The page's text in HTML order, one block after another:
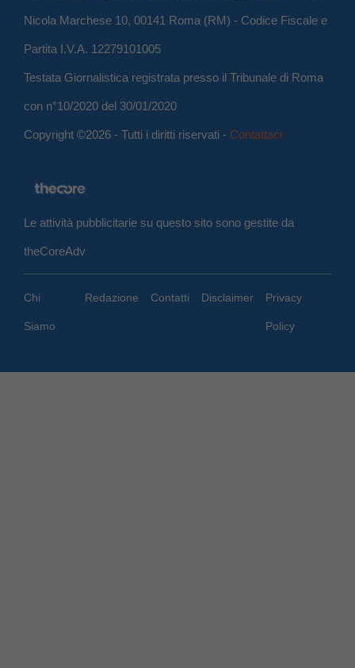
Nicola Marchese 10, 00141 Roma (RM) - Codice Fiscale e
Partita I.V.A. 12279101005
Testata Giornalistica registrata presso il Tribunale di Roma
con n°10/2020 del 30/01/2020
Copyright ©2026 - Tutti i diritti riservati - Contattaci
Le attività pubblicitarie su questo sito sono gestite da
theCoreAdv
Chi
Siamo
Redazione Contatti Disclaimer Privacy
Policy